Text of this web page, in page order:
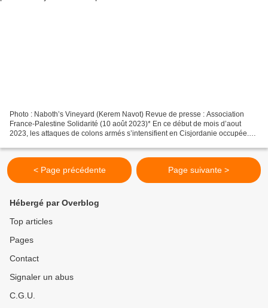
Photo : Naboth’s Vineyard (Kerem Navot) Revue de presse : Association
France-Palestine Solidarité (10 août 2023)* En ce début de mois d’aout
2023, les attaques de colons armés s’intensifient en Cisjordanie occupée.
< Page précédente Page suivante >
Hébergé par Overblog
Top articles
Pages
Contact
Signaler un abus
C.G.U.